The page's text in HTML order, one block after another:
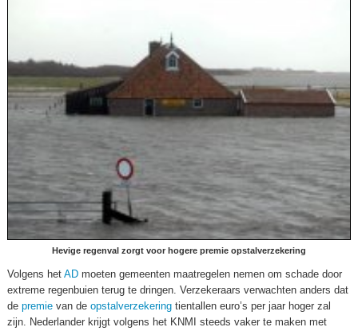
Hevige regenval zorgt voor hogere premie opstalverzekering
Volgens het AD moeten gemeenten maatregelen nemen om schade door
extreme regenbuien terug te dringen. Verzekeraars verwachten anders dat
de premie van de opstalverzekering tientallen euro’s per jaar hoger zal
zijn. Nederlander krijgt volgens het KNMI steeds vaker te maken met